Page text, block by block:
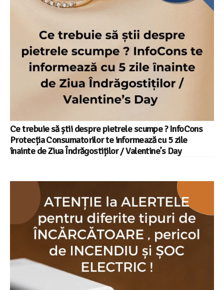
Ce trebuie să știi despre pietrele scumpe ? InfoCons
Protecția Consumatorilor te informează cu 5 zile
înainte de Ziua Îndrăgostiților / Valentine’s Day